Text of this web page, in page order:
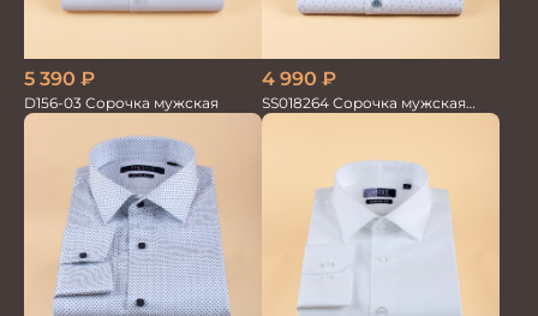
5 390 ₽
D156-03 Сорочка мужская
4 990 ₽
SS018264 Сорочка мужская
кор.рукав GROSTYLE TRENDY